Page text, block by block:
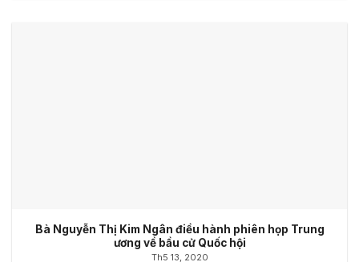
Bà Nguyễn Thị Kim Ngân điều hành phiên họp Trung
ương về bầu cử Quốc hội
Th5 13, 2020